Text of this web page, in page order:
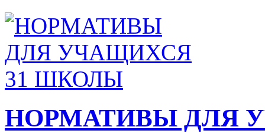
НОРМАТИВЫ ДЛЯ